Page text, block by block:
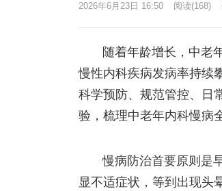
2026年6月23日 16:50 阅读(168)
随着年龄增长，中老
慢性内科疾病发病率持续
科学预防、规范管控、日
验，梳理中老年内科慢病
慢病防治首要原则是
显不适症状，等到出现头